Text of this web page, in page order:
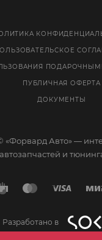
ПУБЛИЧНАЯ ОФЕРТА
ДОКУМЕНТЫ
«Форвард Авто» —
автозапчастей и
Разработано в